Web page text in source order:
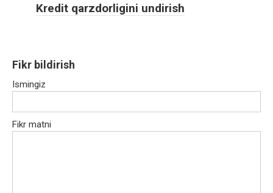
Kredit qarzdorligini undirish
Fikr bildirish
Ismingiz
Fikr matni